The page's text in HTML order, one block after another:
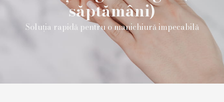
săptămâni)
Soluția rapidă pentru o manichiură impecabilă